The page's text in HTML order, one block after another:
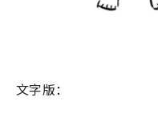
文字版：